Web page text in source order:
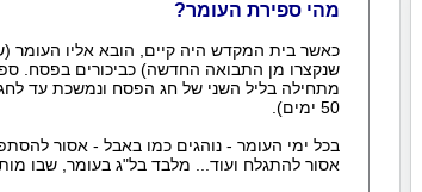
מהי ספירת העומר?
כאשר בית המקדש היה קיים, הובא אליו העומר
שנקצרו מן התבואה החדשה) כביכורים בפסח.
מתחילה בליל השני של חג הפסח ונמשכת עד
50 ימים).
בכל ימי העומר - נוהגים כמו באבל - אסור
אסור להתגלח ועוד... מלבד בל"ג בעומר, שבו